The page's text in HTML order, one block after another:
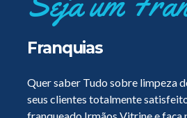
Franquias
Quer saber Tudo sobre limpeza
seus clientes totalmente
franqueado Irmãos Vitrine e faça